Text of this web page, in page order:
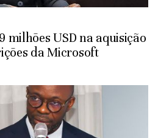
milhões USD na aquisição
da Microsoft